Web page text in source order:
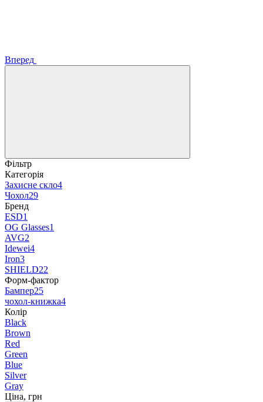
Вперед
Фільтр
Категорія
Захисне скло4
Чохол29
Бренд
ESD1
OG Glasses1
AVG2
Idewei4
Iron3
SHIELD22
Форм-фактор
Бампер25
чохол-книжка4
Колір
Black
Brown
Red
Green
Blue
Silver
Gray
Ціна, грн